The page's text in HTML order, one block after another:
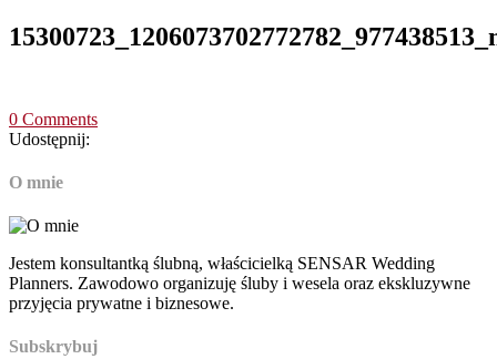
0 Comments
Udostępnij:
O mnie
Jestem konsultantką ślubną, właścicielką SENSAR Wedding
Planners. Zawodowo organizuję śluby i wesela oraz ekskluzywne
przyjęcia prywatne i biznesowe.
Subskrybuj